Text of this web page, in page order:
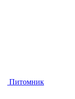
Питомник